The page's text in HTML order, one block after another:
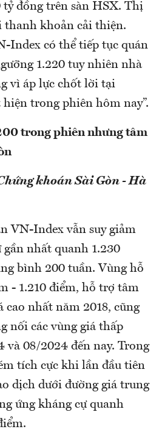
tỷ đồng trên sàn HSX. Thị
thanh khoản cải thiện.
Index có thể tiếp tục quán
1.220 tuy nhiên nhà
vì áp lực chốt lời tại
trong phiên hôm nay”.
trong phiên nhưng tâm
khoán Sài Gòn - Hà
VN-Index vẫn suy giảm
nhất quanh 1.230
bình 200 tuần. Vùng hỗ
- 1.210 điểm, hỗ trợ tâm
cao nhất năm 2018, cũng
nối các vùng giá thấp
và 08/2024 đến nay. Trong
tích cực khi lần đầu tiên
dịch dưới đường giá trung
ứng kháng cự quanh